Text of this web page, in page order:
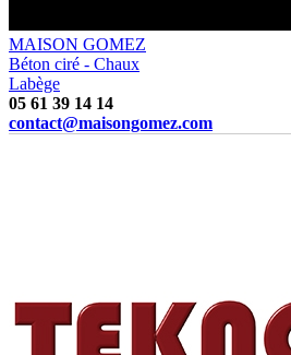
MAISON GOMEZ
Béton ciré - Chaux
Labège
05 61 39 14 14
contact@maisongomez.com